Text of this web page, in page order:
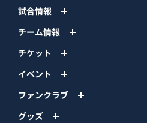
試合情報
チーム情報
チケット
イベント
ファンクラブ
グッズ